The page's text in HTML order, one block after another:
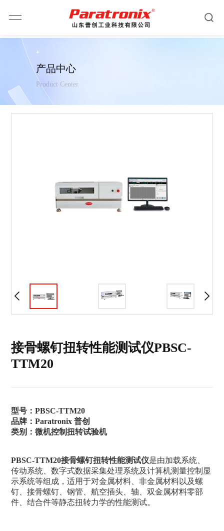
产品中心
Product Center
接骨螺钉扭转性能测试仪PBSC-
TTM20
型号：PBSC-TTM20
品牌：Paratronix 普创
类别：微机控制扭转试验机
PBSC-TTM20接骨螺钉扭转性能测试仪是由加载系统、
传动系统、数字式数据采集处理系统及计算机测量控制显
示系统等组成，适用于对金属材料、非金属材料以及螺
钉、接骨螺钉、钢管、航空插头、轴、双金属材料零部
件、结合件等静态扭转力学的性能测试。